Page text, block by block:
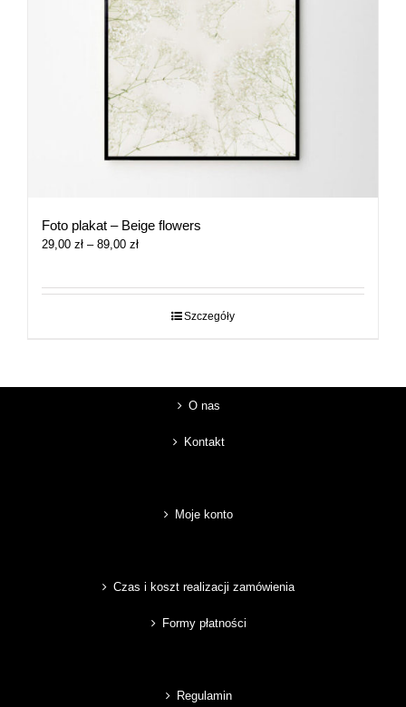
Foto plakat – Beige flowers
29,00 zł – 89,00 złZakres
29,00 zł
Szczegóły
O nas
Kontakt
Moje konto
Czas i koszt realizacji zamówienia
Formy płatności
Regulamin